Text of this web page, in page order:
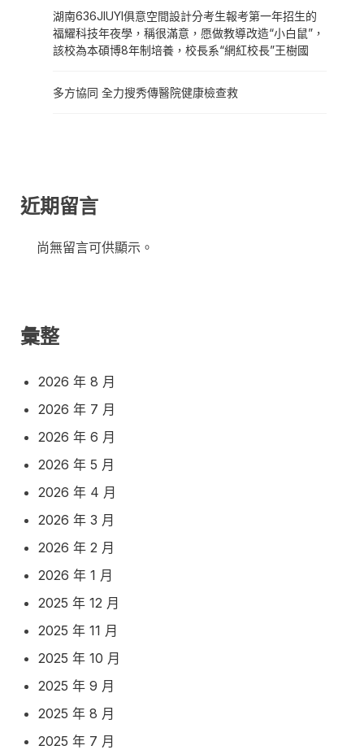
湖南636JIUYI俱意空間設計分考生報考第一年招生的
福耀科技年夜學，稱很滿意，愿做教導改造“小白鼠”，
該校為本碩博8年制培養，校長系“網紅校長”王樹國
多方協同 全力搜秀傳醫院健康檢查救
近期留言
尚無留言可供顯示。
彙整
2026 年 8 月
2026 年 7 月
2026 年 6 月
2026 年 5 月
2026 年 4 月
2026 年 3 月
2026 年 2 月
2026 年 1 月
2025 年 12 月
2025 年 11 月
2025 年 10 月
2025 年 9 月
2025 年 8 月
2025 年 7 月